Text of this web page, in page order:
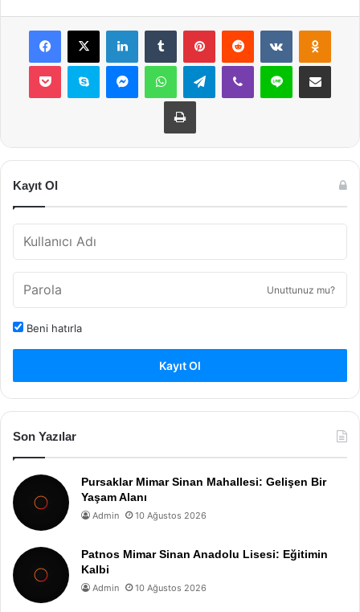
Facebook
X LinkedInTumblr PinterestReddit VKontakte
Pocket Skype MessengerWhatsAppTelegramViber Line E-Posta ile
Yazdır
Kayıt Ol
Unuttunuz mu?
Beni hatırla
Kayıt Ol
Son Yazılar
Pursaklar Mimar Sinan Mahallesi: Gelişen Bir
Yaşam Alanı
Admin 10 Ağustos 2026
Patnos Mimar Sinan Anadolu Lisesi: Eğitimin
Kalbi
Admin 10 Ağustos 2026